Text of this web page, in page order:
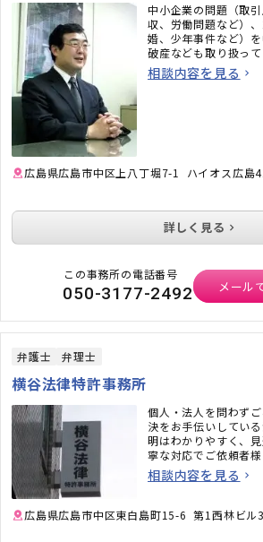
中小企業の問題（取
収、労働問題など）
婚、少年事件など）
破産なども取り扱って
相談内容を見る
広島県広島市中区上八丁堀7-1 ハイオス広島
詳しく見る
この事務所の電話番号
050-3177-2492 メール
弁護士 弁理士
横谷法律特許事務所
個人・法人を問わず
決をお手伝いしてい
明はわかりやすく、
寧な対応でご依頼者様
相談内容を見る
広島県広島市中区東白島町15-6 第1西林ビル